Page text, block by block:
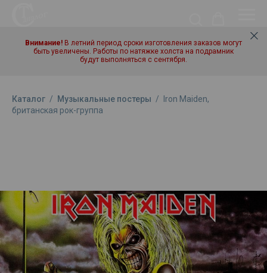
Внимание! В летний период сроки изготовления заказов могут
быть увеличены. Работы по натяжке холста на подрамник
будут выполняться с сентября.
Каталог / Музыкальные постеры /
Iron Maiden,
британская рок-группа